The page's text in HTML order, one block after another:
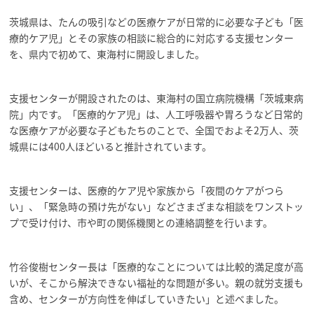
茨城県は、たんの吸引などの医療ケアが日常的に必要な子ども「医
療的ケア児」とその家族の相談に総合的に対応する支援センター
を、県内で初めて、東海村に開設しました。
支援センターが開設されたのは、東海村の国立病院機構「茨城東病
院」内です。「医療的ケア児」は、人工呼吸器や胃ろうなど日常的
な医療ケアが必要な子どもたちのことで、全国でおよそ2万人、茨
城県には400人ほどいると推計されています。
支援センターは、医療的ケア児や家族から「夜間のケアがつら
い」、「緊急時の預け先がない」などさまざまな相談をワンストッ
プで受け付け、市や町の関係機関との連絡調整を行います。
竹谷俊樹センター長は「医療的なことについては比較的満足度が高
いが、そこから解決できない福祉的な問題が多い。親の就労支援も
含め、センターが方向性を伸ばしていきたい」と述べました。